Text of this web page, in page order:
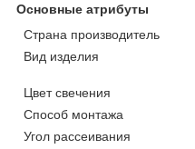
Основные атрибуты
Страна производитель
Вид изделия
Цвет свечения
Способ монтажа
Угол рассеивания